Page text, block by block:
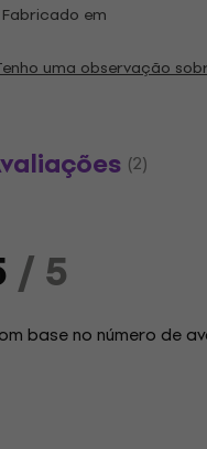
Fabricado em
uma observação
(2)
/ 5
base no número de